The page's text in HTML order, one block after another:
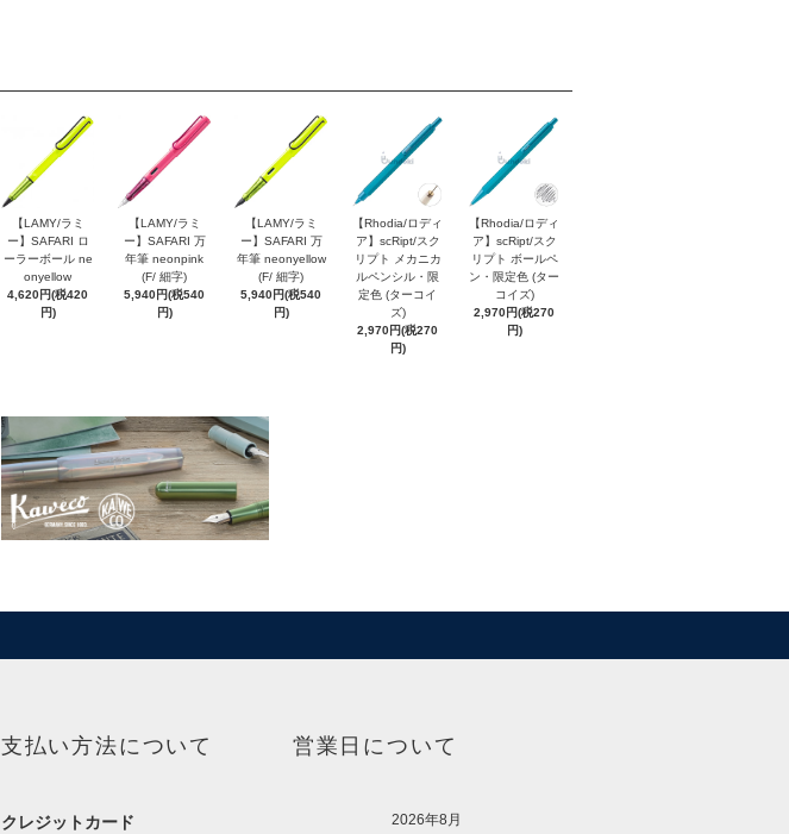
【LAMY/ラミ
ー】SAFARI ロ
ーラーボール ne
onyellow
4,620円(税420
円)
【LAMY/ラミ
ー】SAFARI 万
年筆 neonpink
(F/ 細字)
5,940円(税540
円)
【LAMY/ラミ
ー】SAFARI 万
年筆 neonyellow
(F/ 細字)
5,940円(税540
円)
【Rhodia/ロディ
ア】scRipt/スク
リプト メカニカ
ルペンシル・限
定色 (ターコイ
ズ)
2,970円(税270
円)
【Rhodia/ロディ
ア】scRipt/スク
リプト ボールペ
ン・限定色 (ター
コイズ)
2,970円(税270
円)
支払い方法について
クレジットカード
営業日について
2026年8月